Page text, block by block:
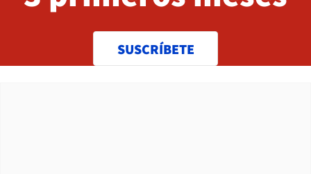
SUSCRÍBETE